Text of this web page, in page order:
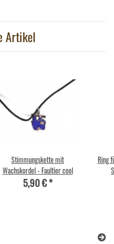
Artikel
Stimmungskette mit
Wachskordel - Faultier cool
5,90 €*
Ring